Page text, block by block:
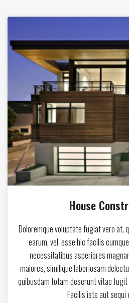
House
Doloremque voluptate fugiat vero at,
earum, vel, esse hic facilis
necessitatibus asperiores
maiores, similique laboriosam
quibusdam totam deserunt vitae
Facilis iste aut sequi